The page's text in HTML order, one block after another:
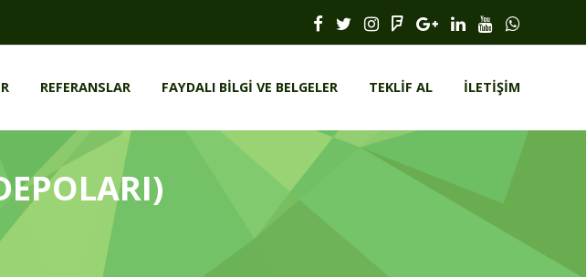
REFERANSLAR FAYDALI BILGI VE BELGELER TEKLIF AL İLETIŞIM